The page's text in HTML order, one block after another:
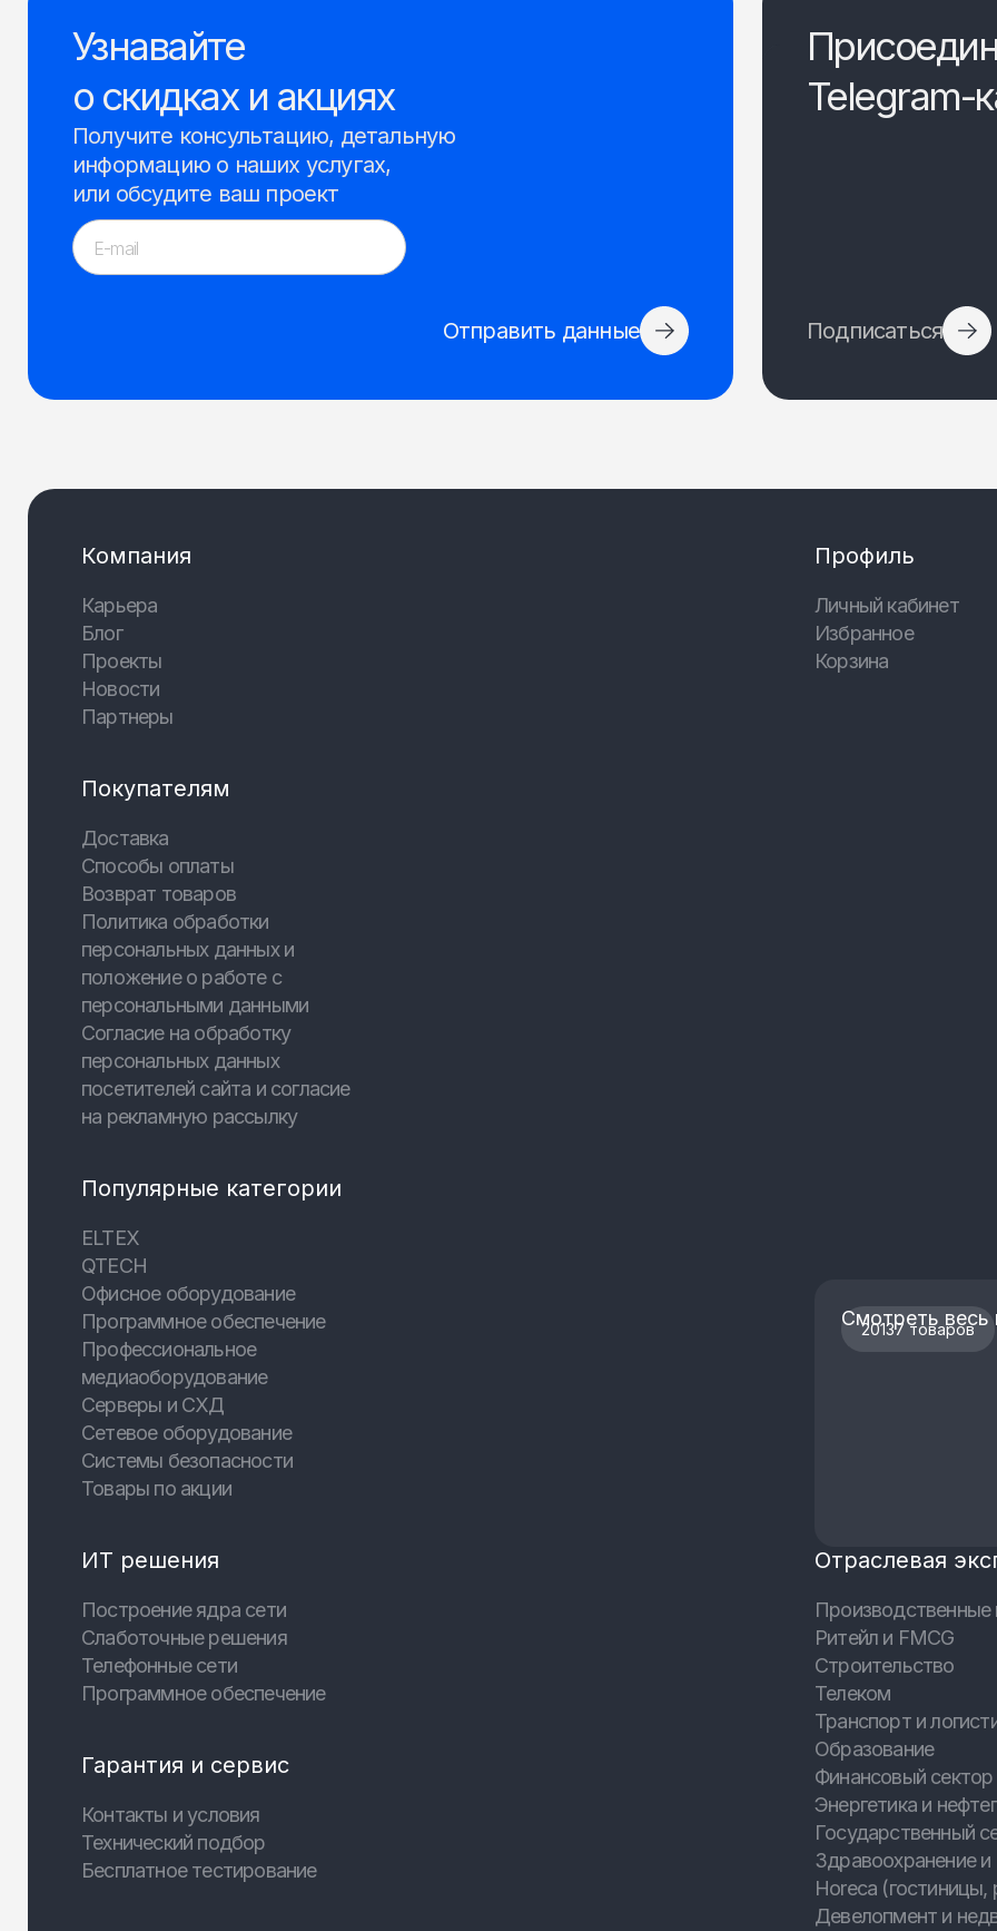
Узнавайте
о скидках и акциях
Получите консультацию, детальную
информацию о наших услугах,
или обсудите ваш проект
Отправить данные
Telegram-
Подписаться
Компания
Карьера
Блог
Проекты
Новости
Партнеры
Покупателям
Доставка
Способы оплаты
Возврат товаров
Политика обработки
персональных данных и
положение о работе с
персональными данными
Согласие на обработку
персональных данных
посетителей сайта и согласие
на рекламную рассылку
Популярные категории
ELTEX
QTECH
Офисное оборудование
Программное обеспечение
Профессиональное
медиаоборудование
Серверы и СХД
Сетевое оборудование
Системы безопасности
Товары по акции
Профиль
Личный кабинет
Избранное
Корзина
20137 товаров
Смотреть весь
ИТ решения
Построение ядра сети
Слаботочные решения
Телефонные сети
Программное обеспечение
Гарантия и сервис
Контакты и условия
Технический подбор
Бесплатное тестирование
Отраслевая
Производственные
Ритейл и FMCG
Строительство
Телеком
Транспорт и
Образование
Финансовый сектор
Энергетика и
Государственный
Здравоохранение
Horeca
Девелопмент и